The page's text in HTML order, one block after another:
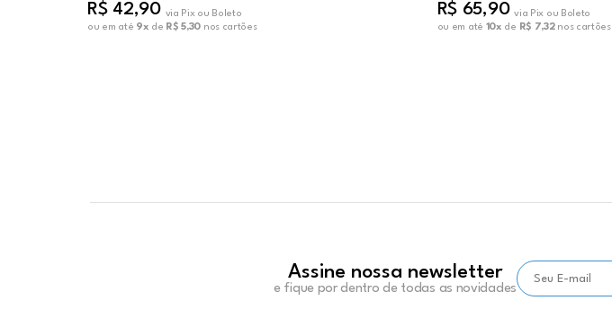
R$ 42,90 via Pix ou Boleto
ou em até 9x de R$ 5,30 nos cartões
R$ 65,90 via Pix ou Boleto
ou em até 10x de R$ 7,32nos cartões
Assine nossa newsletter
e fique por dentro de todas as novidades